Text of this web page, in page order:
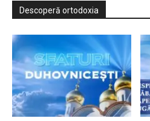
Descoperă ortodoxia